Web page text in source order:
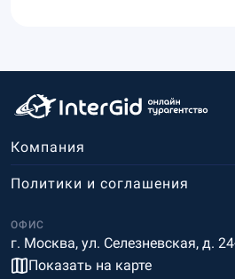
Компания
ОФИС
г. Москва, ул. Селезневская, д.
Показать на карте
Политики и соглашения